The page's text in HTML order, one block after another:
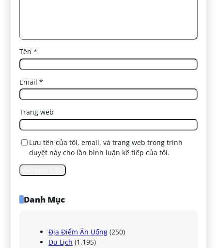
Tên*
Email*
Trang web
Lưu tên của tôi, email, và trang web trong trình
duyệt này cho lần bình luận kế tiếp của tôi.
Danh Mục
Địa Điểm Ăn Uống (250)
Du Lịch (1.195)